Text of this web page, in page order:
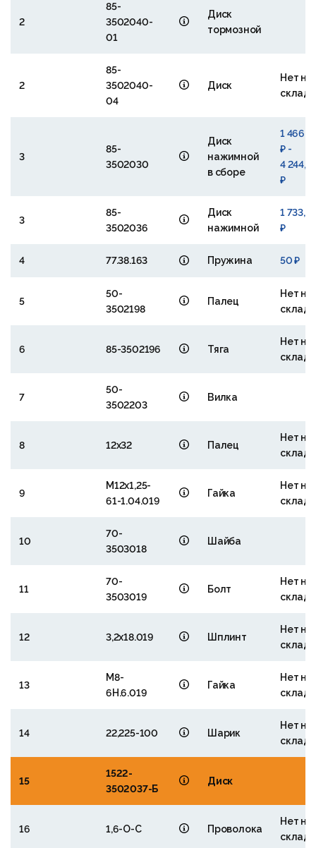
2
85-
3502040-
01
Диск
тормозной
2
85-
3502040-
04
Диск
Нет на
складе
3
85-
3502030
Диск
нажимной
в сборе
1
₽ -
4
₽
3
85-
3502036
Диск
нажимной
1 733,99
₽
4 77.38.163 Пружина 50 ₽
5
50-
3502198
Палец
Нет на
складе
6 85-3502196 Тяга
Нет на
складе
7
50-
3502203
Вилка
8 12x32 Палец
Нет на
складе
9
М12x1,25-
61-1.04.019
Гайка
Нет на
складе
10
70-
3503018
Шайба
11
70-
3503019
Болт
Нет на
складе
12 3,2x18.019 Шплинт
Нет на
складе
13
М8-
6Н.6.019
Гайка
Нет на
складе
14 22,225-100 Шарик
Нет на
складе
15
1522-
3502037-Б
Диск
16 1,6-О-С Проволока
Нет на
складе